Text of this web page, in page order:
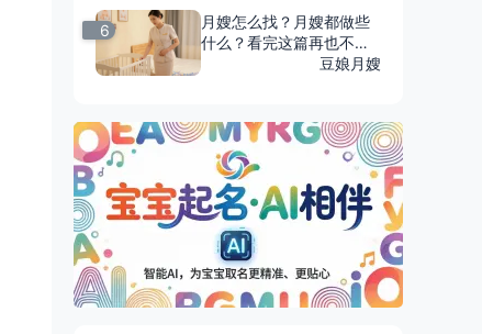
6
月嫂怎么找？月嫂都做些
什么？看完这篇再也不用
豆娘月嫂